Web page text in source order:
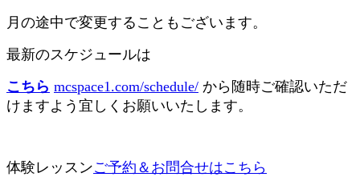
月の途中で変更することもございます。
最新のスケジュールは
こちら mcspace1.com/schedule/ から随時ご確認いただ
けますよう宜しくお願いいたします。
体験レッスンご予約＆お問合せはこちら